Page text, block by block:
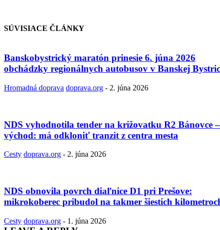
SÚVISIACE ČLÁNKY
Banskobystrický maratón prinesie 6. júna 2026
obchádzky regionálnych autobusov v Banskej
Hromadná doprava doprava.org - 2. júna 2026
NDS vyhodnotila tender na križovatku R2 Bánovce –
východ: má odkloniť tranzit z centra mesta
Cesty doprava.org - 2. júna 2026
NDS obnovila povrch diaľnice D1 pri Prešove:
mikrokoberec pribudol na takmer šiestich
Cesty doprava.org - 1. júna 2026